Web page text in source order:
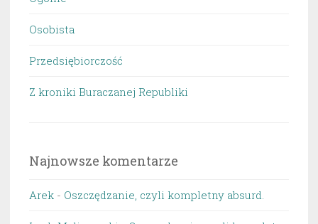
Osobista
Przedsiębiorczość
Z kroniki Buraczanej Republiki
Najnowsze komentarze
Arek - Oszczędzanie, czyli kompletny absurd.